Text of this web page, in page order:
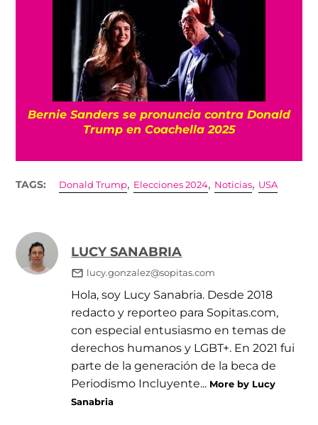
Bernie Sanders se pronuncia contra Donald
Trump en Coachella 2025
TAGS: Donald Trump, Elecciones 2024, Noticias, USA
LUCY SANABRIA
lucy.gonzalez@sopitas.com
Hola, soy Lucy Sanabria. Desde 2018
redacto y reporteo para Sopitas.com,
con especial entusiasmo en temas de
derechos humanos y LGBT+. En 2021 fui
parte de la generación de la beca de
Periodismo Incluyente... More by Lucy
Sanabria